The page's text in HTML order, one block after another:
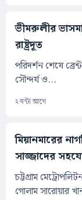
ভীমরুলীর
রাষ্ট্রদূত
পরিদর্শন শেষে
সৌন্দর্য ও...
২ ঘন্টা আগে
মিয়ানমারের
সাজ্জাদের
চট্টগ্রাম
গোলাম সারোয়ার